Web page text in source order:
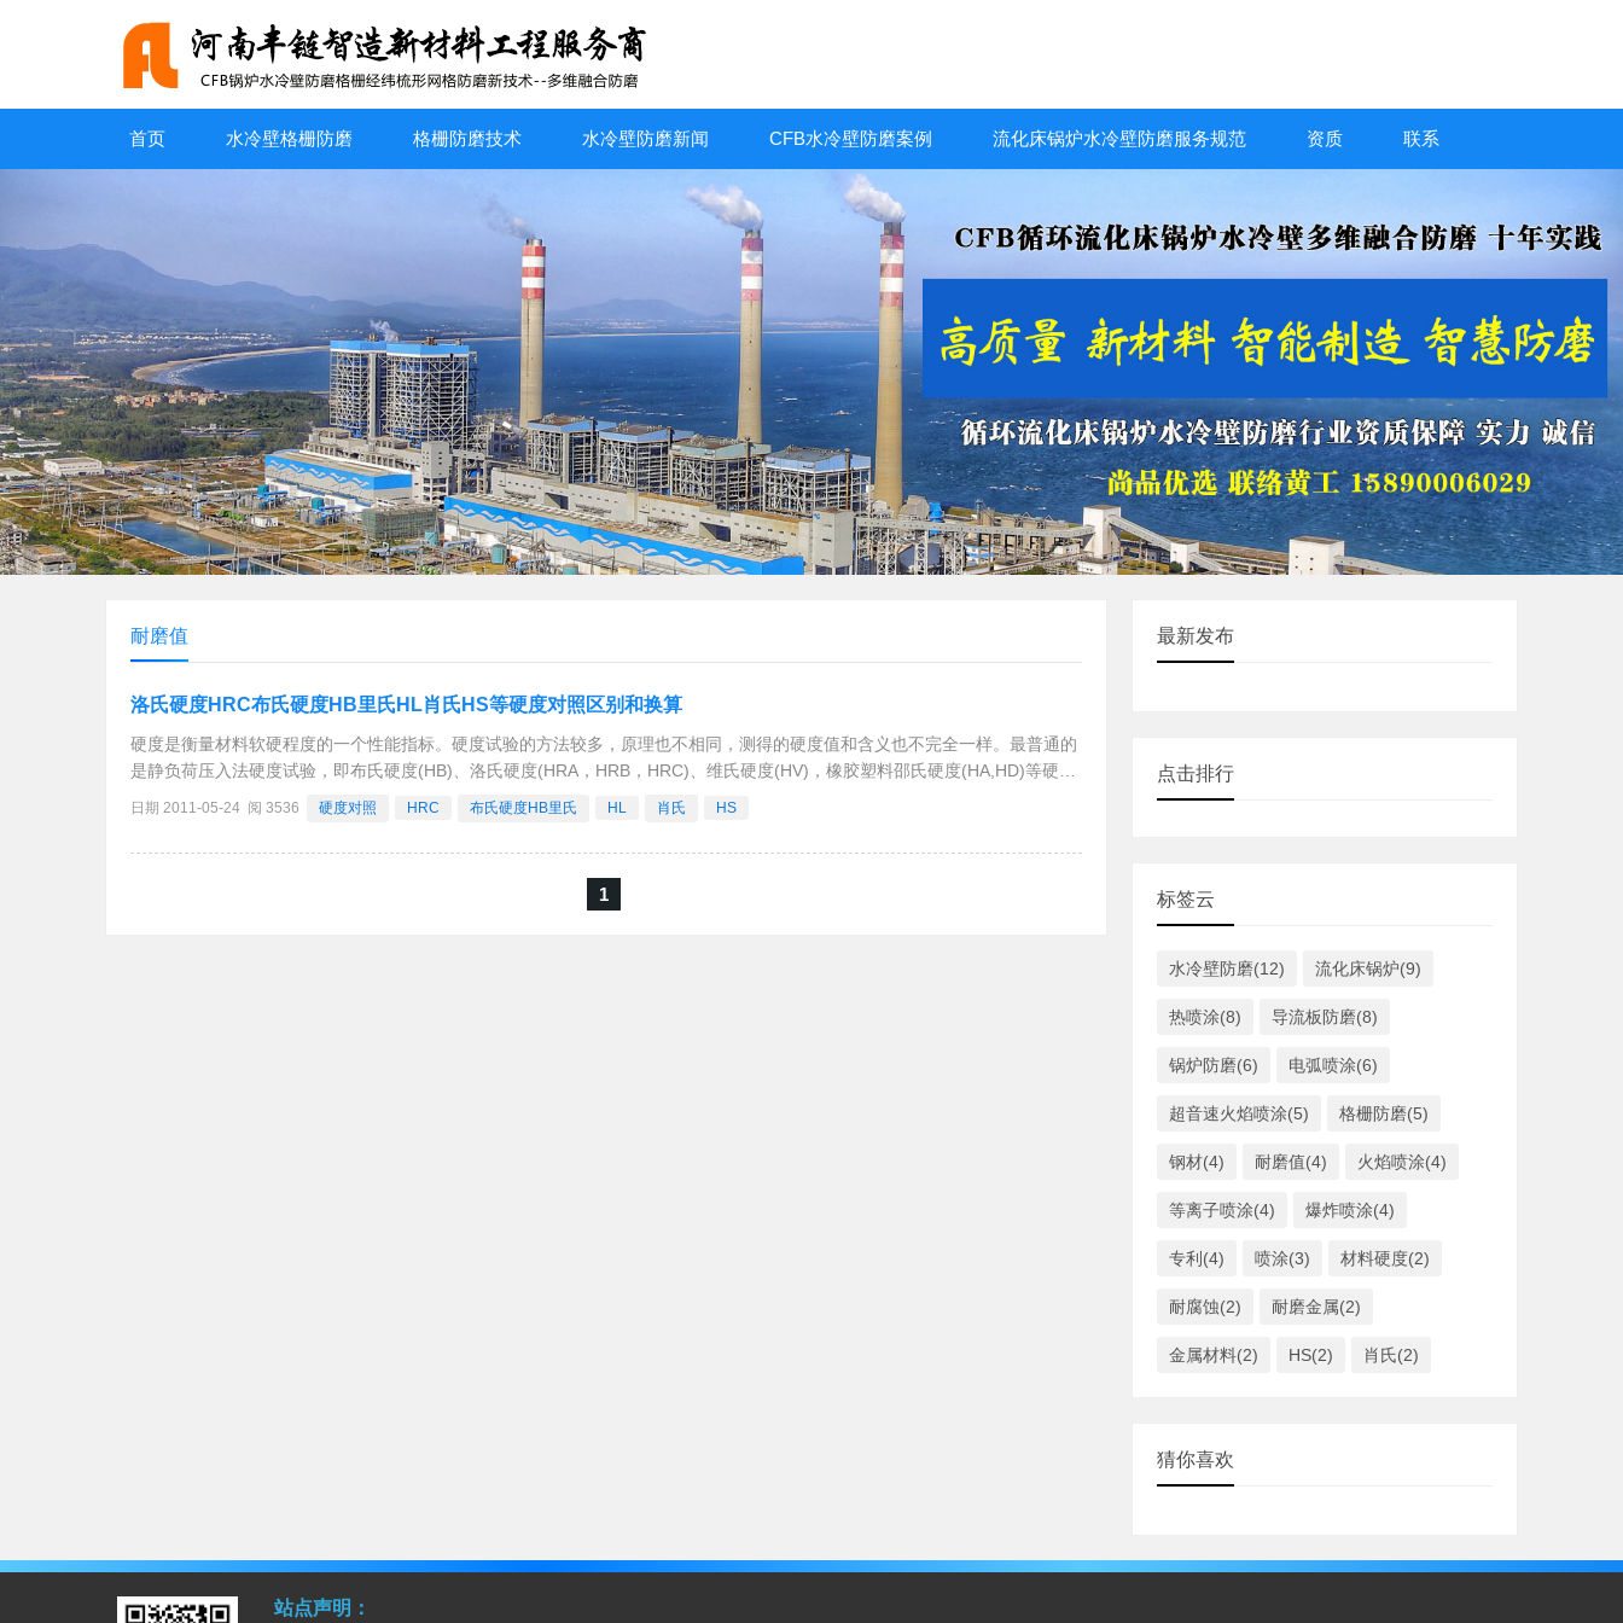
首页 水冷壁格栅防磨 格栅防磨技术 水冷壁防磨新闻 CFB水冷壁防磨案例 流化床锅炉水冷壁防磨服务规范 资质 联系
耐磨值
洛氏硬度HRC布氏硬度HB里氏HL肖氏HS等硬度对照区别和换算
硬度是衡量材料软硬程度的一个性能指标。硬度试验的方法较多，原理也不相同，测得的硬度值和含义也不完全一样。最普通的
是静负荷压入法硬度试验，即布氏硬度(HB)、洛氏硬度(HRA，HRB，HRC)、维氏硬度(HV)，橡胶塑料邵氏硬度(HA,HD)等硬度
其值表示材料表面抵抗坚硬物体压入的能力。最流行的里氏硬
日期 2011-05-24 阅 3536 硬度对照 HRC 布氏硬度HB里氏 HL 肖氏 HS
1
最新发布
点击排行
标签云
水冷壁防磨(12) 流化床锅炉(9)
热喷涂(8) 导流板防磨(8)
锅炉防磨(6) 电弧喷涂(6)
超音速火焰喷涂(5) 格栅防磨(5)
钢材(4) 耐磨值(4) 火焰喷涂(4)
等离子喷涂(4) 爆炸喷涂(4)
专利(4) 喷涂(3) 材料硬度(2)
耐腐蚀(2) 耐磨金属(2)
金属材料(2) HS(2) 肖氏(2)
猜你喜欢
站点声明：